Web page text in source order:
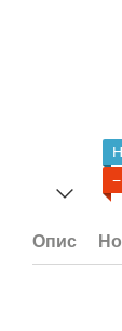
Опис